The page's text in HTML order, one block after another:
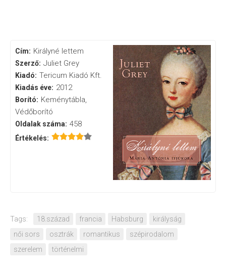
Cím: Királyné lettem
Szerző: Juliet Grey
Kiadó: Tericum Kiadó Kft.
Kiadás éve: 2012
Borító: Keménytábla,
Védőborító
Oldalak száma: 458
Értékelés:
Tags: 18.század francia Habsburg
királyság
női sors
osztrák romantikus
szépirodalom
szerelem
történelmi